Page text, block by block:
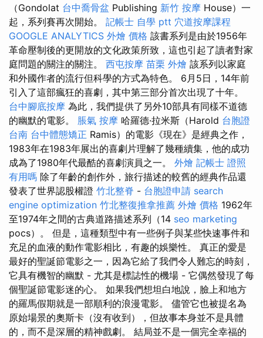
（Gondolat 台中喬骨盆 Publishing 新竹 按摩 House）一
起，系列賽再次開始。 記帳士 自學 ptt 穴道按摩課程
GOOGLE ANALYTICS 外燴 價格 該書系列是由於1956年
革命壓制後的更開放的文化政策所致，這也引起了讀者對家
庭問題的關注的關注。 西屯按摩 苗栗 外燴 該系列以家庭
和外國作者的流行但科學的方式為特色。 6月5日，14年前
引入了這部瘋狂的喜劇，其中第三部分首次出現了十年。
台中腳底按摩 為此，我們提供了另外10部具有同樣不道德
的幽默的電影。 脹氣 按摩 哈羅德·拉米斯（Harold 台胞證
台南 台中體態矯正 Ramis）的電影《現在》是經典之作，
1983年在1983年展出的喜劇片理解了幾種續集，他的成功
成為了1980年代最酷的喜劇演員之一。 外燴 記帳士 證照
有用嗎 除了年齡的創作外，旅行描述的較舊的經典作品還
發表了世界認股權證 竹北整脊 - 台胞證申請 search
engine optimization 竹北整復推拿推薦 外燴 價格 1962年
至1974年之間的古典道路描述系列（14 seo marketing
pocs）。 但是，這種類型中有一些例子與某些快速事件和
充足的血液的動作電影相比，有趣的娛樂性。 真正的愛是
最好的聖誕節電影之一，因為它給了我們令人難忘的時刻，
它具有機智的幽默 - 尤其是標誌性的機場 - 它偶然發現了每
個聖誕節電影迷的心。 如果我們想坦白地說，臉上和地方
的羅馬假期就是一部順利的浪漫電影。 儘管它也被提名為
原始場景的奧斯卡（沒有收到），但故事本身並不是具體
的，而不是深層的精神戲劇。 結局並不是一個完全幸福的